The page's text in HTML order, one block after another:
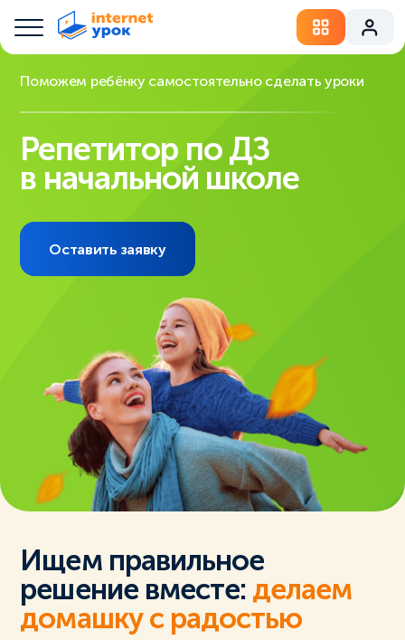
Поможем ребёнку самостоятельно сделать уроки
Репетитор по ДЗ
в начальной школе
Оставить заявку
Ищем правильное
решение вместе: делаем
домашку с радостью